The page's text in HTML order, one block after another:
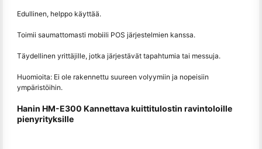
Edullinen, helppo käyttää.
Toimii saumattomasti mobiili POS järjestelmien kanssa.
Täydellinen yrittäjille, jotka järjestävät tapahtumia tai messuja.
Huomioita: Ei ole rakennettu suureen volyymiin ja nopeisiin
ympäristöihin.
Hanin HM-E300 Kannettava kuittitulostin ravintoloille
pienyrityksille